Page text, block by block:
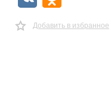
Добавить в избранное